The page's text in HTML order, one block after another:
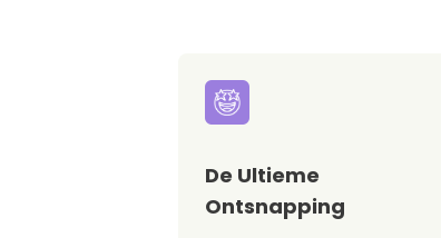
De Ultieme
Ontsnapping